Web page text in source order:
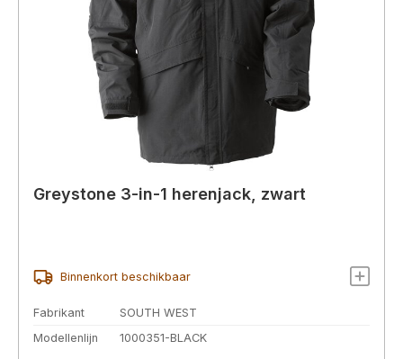
Greystone 3-in-1 herenjack, zwart
Binnenkort beschikbaar
Fabrikant
SOUTH WEST
Modellenlijn
1000351-BLACK